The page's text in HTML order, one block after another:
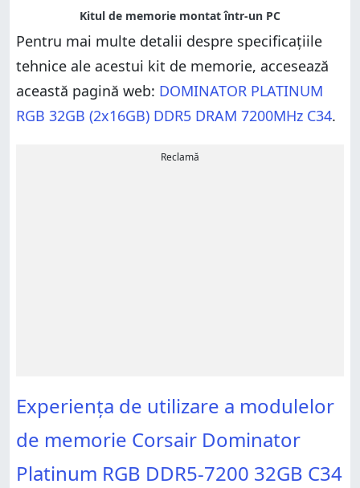
Pentru mai multe detalii despre specificațiile
tehnice ale acestui kit de memorie, accesează
această pagină web: DOMINATOR PLATINUM
RGB 32GB (2x16GB) DDR5 DRAM 7200MHz C34.
Reclamă
Experiența de utilizare a modulelor
de memorie Corsair Dominator
Platinum RGB DDR5-7200 32GB C34